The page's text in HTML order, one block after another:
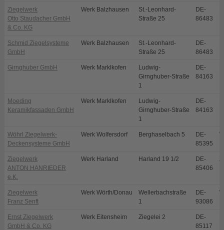
Ziegelwerk
Otto Staudacher GmbH
& Co. KG
Werk Balzhausen
St.-Leonhard-
Straße 25
DE-
86483
Schmid Ziegelsysteme
GmbH
Werk Balzhausen
St.-Leonhard-
Straße 25
DE-
86483
Girnghuber GmbH Werk Marklkofen
Ludwig-
Girnghuber-Straße
1
DE-
84163
Moeding
Keramikfassaden GmbH
Werk Marklkofen
Ludwig-
Girnghuber-Straße
1
DE-
84163
Wöhrl Ziegelwerk-
Deckensysteme GmbH
Werk Wolfersdorf Berghaselbach 5
DE-
85395
Ziegelwerk
ANTON HANRIEDER
e.K.
Werk Harland Harland 19 1/2
DE-
85406
Ziegelwerk
Franz Senft
Werk Wörth/Donau
Wellerbachstraße
1
DE-
93086
Ernst Ziegelwerk
GmbH & Co. KG
Werk Eitensheim Ziegelei 2
DE-
85117